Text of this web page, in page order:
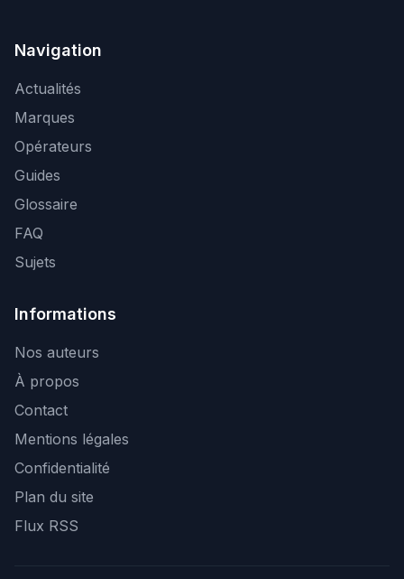
Navigation
Actualités
Marques
Opérateurs
Guides
Glossaire
FAQ
Sujets
Informations
Nos auteurs
À propos
Contact
Mentions légales
Confidentialité
Plan du site
Flux RSS